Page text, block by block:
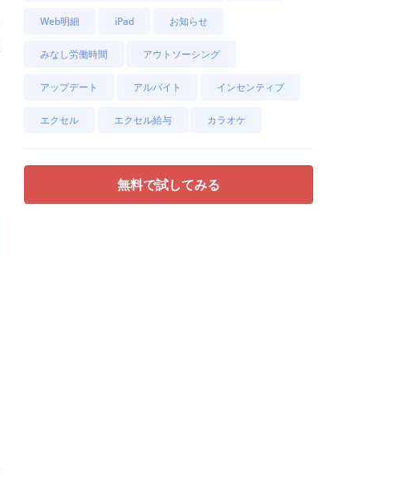
Web明細 iPad お知らせ
みなし労働時間 アウトソーシング
アップデート アルバイト インセンティブ
エクセル エクセル給与 カラオケ
無料で試してみる